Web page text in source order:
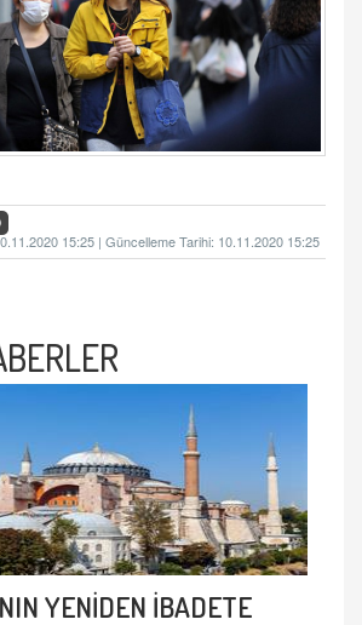
15:25 | Güncelleme Tarihi: 10.11.2020 15:25
YENİDEN İBADETE